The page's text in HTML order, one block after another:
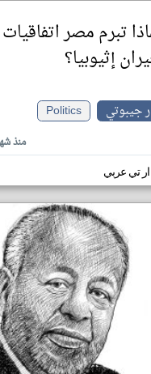
تبرم مصر
إثيوبيا؟
جيبوتي
Politics
منذ
ار تي عربي